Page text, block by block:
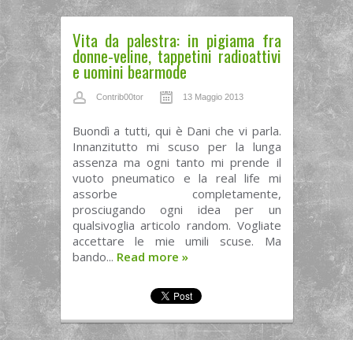
Vita da palestra: in pigiama fra
donne-veline, tappetini radioattivi
e uomini bearmode
Contrib00tor 13 Maggio 2013
Buondì a tutti, qui è Dani che vi parla.
Innanzitutto mi scuso per la lunga
assenza ma ogni tanto mi prende il
vuoto pneumatico e la real life mi
assorbe completamente,
prosciugando ogni idea per un
qualsivoglia articolo random. Vogliate
accettare le mie umili scuse. Ma
bando... Read more »